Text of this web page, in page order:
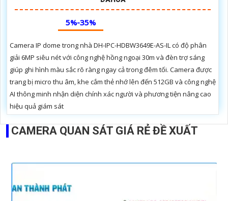
5%-35%
Camera IP dome trong nhà DH-IPC-HDBW3649E-AS-IL có độ phân
giải 6MP siêu nét với công nghệ hồng ngoại 30m và đèn trợ sáng
giúp ghi hình màu sắc rõ ràng ngay cả trong đêm tối. Camera được
trang bị micro thu âm, khe cắm thẻ nhớ lên đến 512GB và công nghệ
AI thông minh nhận diện chính xác người và phương tiện nâng cao
hiệu quả giám sát
CAMERA QUAN SÁT GIÁ RẺ ĐỀ XUẤT